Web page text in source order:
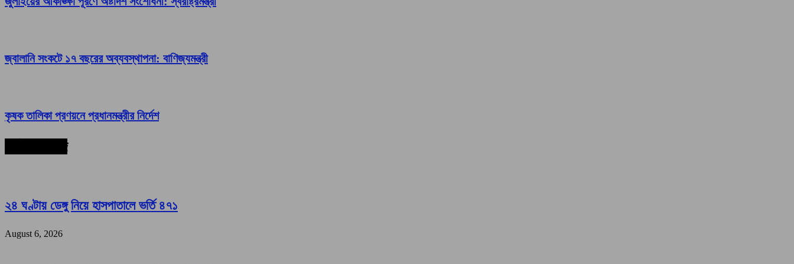
জ্বালানি সংকটে ১৭ বছরের অব্যবস্থাপনা: বাণিজ্যমন্ত্রী
কৃষক তালিকা প্রণয়নে প্রধানমন্ত্রীর নির্দেশ
২৪ ঘণ্টায় ডেঙ্গু নিয়ে হাসপাতালে ভর্তি ৪৭১
August 6, 2026